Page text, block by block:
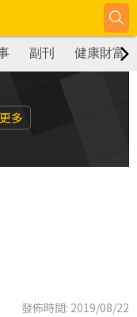
副刊 健康財富
多
發佈時間: 2019/08/22